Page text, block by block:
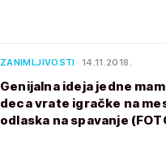
ZANIMLJIVOSTI 14.11.2018.
Genijalna ideja jedne
deca vrate igračke na
odlaska na spavanje